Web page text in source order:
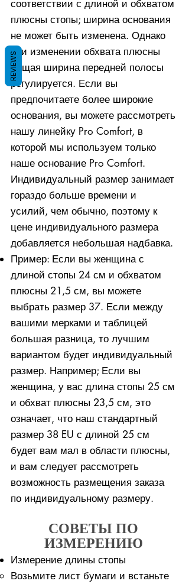
соответствии с длиной и обхватом
плюсны стопы; ширина основания
не может быть изменена. Однако
при изменении обхвата плюсны
общая ширина передней полосы
регулируется. Если вы
предпочитаете более широкие
основания, вы можете рассмотреть
нашу линейку Pro Comfort, в
которой мы используем только
наше основание Pro Comfort.
Индивидуальный размер занимает
гораздо больше времени и
усилий, чем обычно, поэтому к
цене индивидуального размера
добавляется небольшая надбавка.
Пример: Если вы женщина с
длиной стопы 24 см и обхватом
плюсны 21,5 см, вы можете
выбрать размер 37. Если между
вашими мерками и таблицей
большая разница, то лучшим
вариантом будет индивидуальный
размер. Например; Если вы
женщина, у вас длина стопы 25 см
и обхват плюсны 23,5 см, это
означает, что наш стандартный
размер 38 EU с длиной 25 см
будет вам мал в области плюсны,
и вам следует рассмотреть
возможность размещения заказа
по индивидуальному размеру.
СОВЕТЫ ПО
ИЗМЕРЕНИЮ
Измерение длины стопы
Возьмите лист бумаги и встаньте
REVIEWS